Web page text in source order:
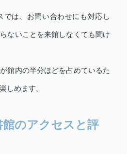
では、お問い合わせにも対応し
ないことを来館しなくても聞け
館内の半分ほどを占めているた
しめます。
館のアクセスと評